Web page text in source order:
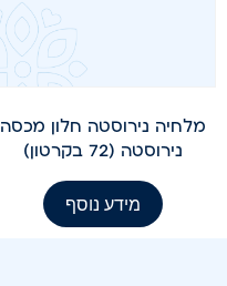
מלחיה נירוסטה חלון מכסה
נירוסטה (72 בקרטון)
מידע נוסף